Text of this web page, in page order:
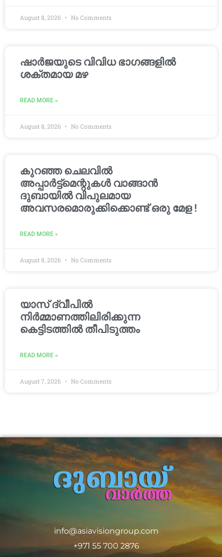
August 8, 2026 No Comments
ഷാർജയുടെ വിവിധ ഭാഗങ്ങളിൽ
ശക്തമായ മഴ
READ MORE »
August 8, 2026 No Comments
കുറഞ്ഞ ചെലവിൽ
അപ്പാർട്ട്മെന്റുകൾ വാങ്ങാൻ
ദുബായിൽ വിപുലമായ
അവസരമൊരുക്കിക്കൊണ്ട് ഒരു മേള !
READ MORE »
August 8, 2026 No Comments
യാസ് ദ്വീപിൽ
നിർമ്മാണത്തിലിരിക്കുന്ന
കെട്ടിടത്തിൽ തീപിടുത്തം
READ MORE »
August 7, 2026 No Comments
info@asiavisiongroup.com
+971 55 700 2876